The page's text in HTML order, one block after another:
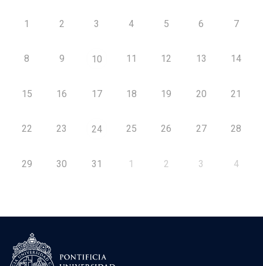
1 2 3 4 5 6 7
8 9 10 11 12 13 14
15 16 17 18 19 20 21
22 23 24 25 26 27 28
29 30 31 1 2 3 4